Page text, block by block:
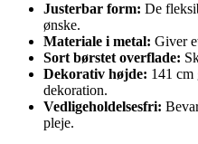
Justerbar form: De
ønske.
Materiale i metal: Giver
Sort børstet overflade:
Dekorativ højde: 141 cm
dekoration.
Vedligeholdelsesfri:
pleje.